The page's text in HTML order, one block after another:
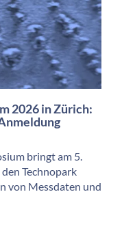
2026 in Zürich:
bringt am 5.
Technopark
von Messdaten und